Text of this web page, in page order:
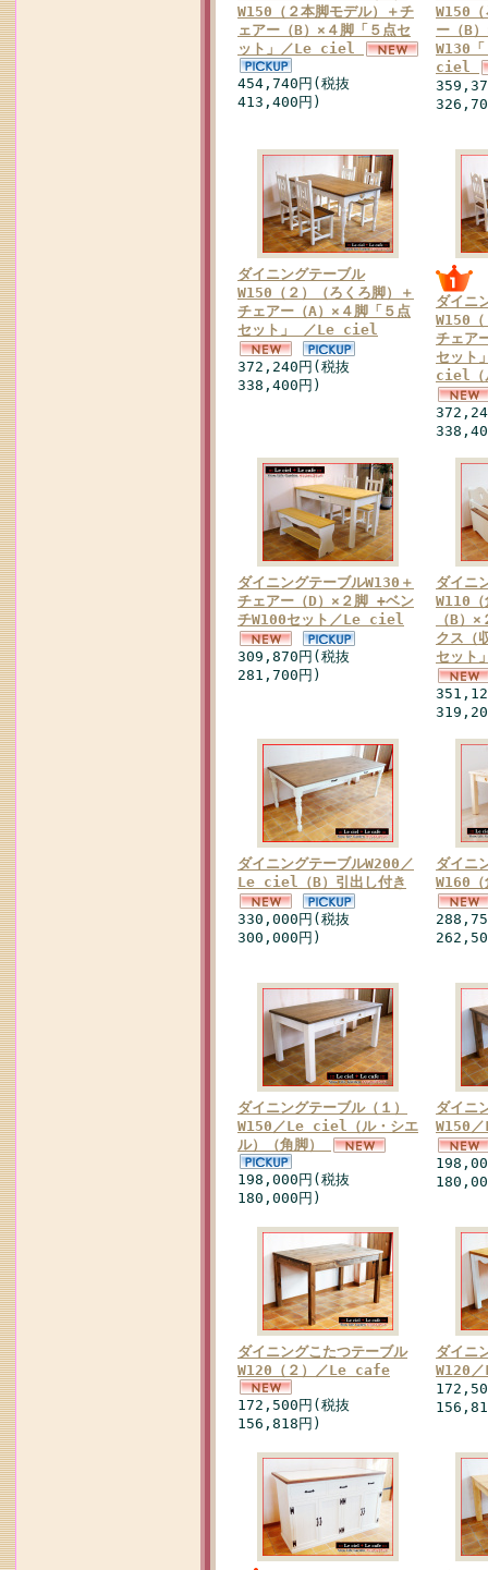
W150（２本脚モデル）＋チ
ェアー（B）×４脚「５点セ
ット」／Le ciel
454,740円(税抜
413,400円)
W150
ー（B
W130
ciel
ダイニングテーブル
W150（２）（ろくろ脚）＋
チェアー（A）×４脚「５点
セット」 ／Le ciel
372,240円(税抜
338,400円)
ダイニ
W150
チェア
セット
ciel（
ダイニングテーブルW130＋
チェアー（D）×２脚 +ベン
チW100セット／Le ciel
309,870円(税抜
281,700円)
ダイニ
W110
（B）
クス（
セッ
ダイニングテーブルW200／
Le ciel（B）引出し付き
330,000円(税抜
300,000円)
ダイニ
W160
ダイニングテーブル（１）
W150／Le ciel（ル・シエ
ル）（角脚）
198,000円(税抜
180,000円)
ダイニ
W150
ダイニングこたつテーブル
W120（２）／Le cafe
172,500円(税抜
156,818円)
ダイニ
W120